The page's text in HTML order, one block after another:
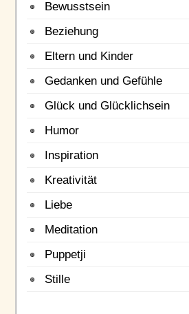
Bewusstsein
Beziehung
Eltern und Kinder
Gedanken und Gefühle
Glück und Glücklichsein
Humor
Inspiration
Kreativität
Liebe
Meditation
Puppetji
Stille